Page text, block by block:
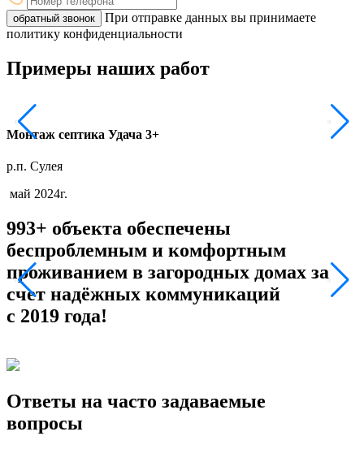
обратный звонок
При отправке данных вы принимаете
политику конфиденциальности
Примеры наших работ
Монтаж септика Удача 3+
р.п. Сулея
май 2024г.
993+ объекта обеспечены
беспроблемным и комфортным
проживанием в загородных домах за
счет надёжных коммуникаций
с 2019 года!
Ответы на часто задаваемые
вопросы